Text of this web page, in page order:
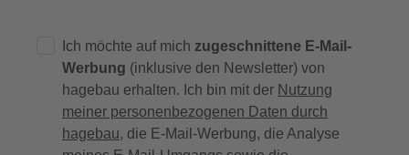
Ich möchte auf mich zugeschnittene E-Mail-
Werbung (inklusive den Newsletter) von
hagebau erhalten. Ich bin mit der Nutzung
meiner personenbezogenen Daten durch
hagebau, die E-Mail-Werbung, die Analyse